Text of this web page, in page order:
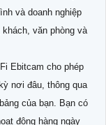
và doanh nghiệp
văn phòng và
Ebitcam cho phép
nơi đâu, thông qua
của bạn. Bạn có
động hàng ngày